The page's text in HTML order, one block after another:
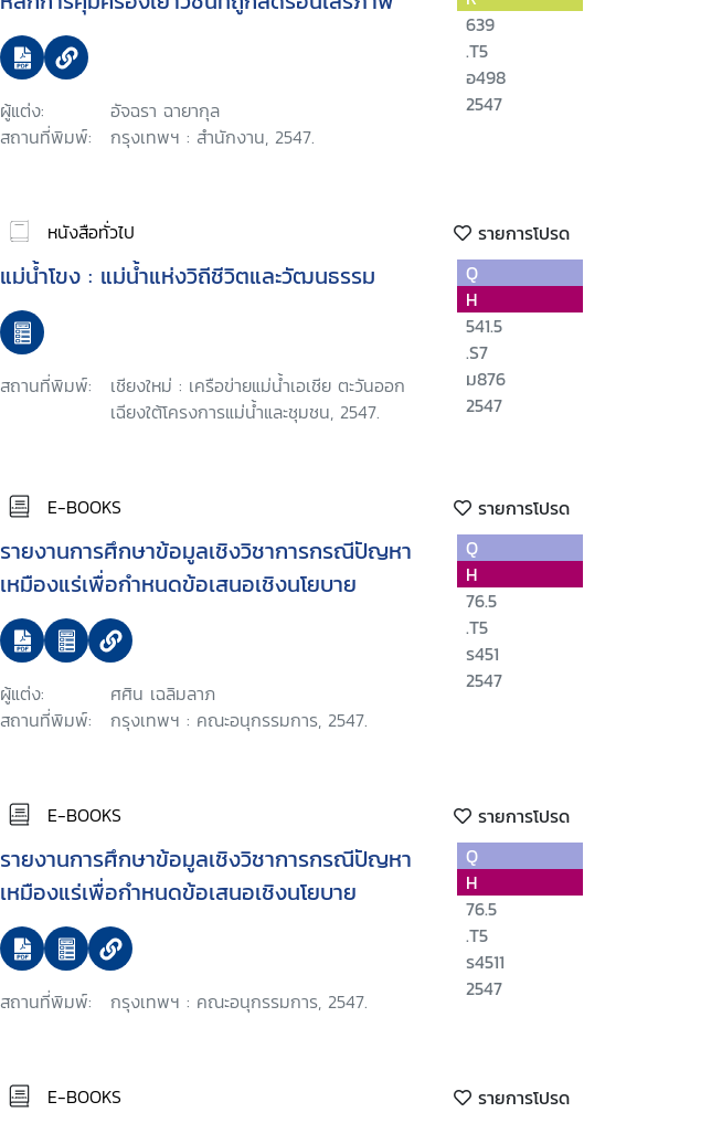
ผู้แต่ง:
อัจฉรา ฉายากุล
สถานที่พิมพ์:
กรุงเทพฯ : สำนักงาน, 2547.
639
.T5
อ498
2547
หนังสือทั่วไป รายการโปรด
แม่น้ำโขง : แม่น้ำแห่งวิถีชีวิตและวัฒนธรรม
สถานที่พิมพ์:
เชียงใหม่ : เครือข่ายแม่น้ำเอเชีย ตะวันออก
เฉียงใต้โครงการแม่น้ำและชุมชน, 2547.
Q
H
541.5
.S7
ม876
2547
E-BOOKS รายการโปรด
รายงานการศึกษาข้อมูลเชิงวิชาการกรณีปัญหา
เหมืองแร่เพื่อกำหนดข้อเสนอเชิงนโยบาย
ผู้แต่ง:
ศศิน เฉลิมลาภ
สถานที่พิมพ์:
กรุงเทพฯ : คณะอนุกรรมการ, 2547.
Q
H
76.5
.T5
ร451
2547
E-BOOKS รายการโปรด
รายงานการศึกษาข้อมูลเชิงวิชาการกรณีปัญหา
เหมืองแร่เพื่อกำหนดข้อเสนอเชิงนโยบาย
สถานที่พิมพ์: กรุงเทพฯ : คณะอนุกรรมการ, 2547.
Q
H
76.5
.T5
ร4511
2547
E-BOOKS รายการโปรด